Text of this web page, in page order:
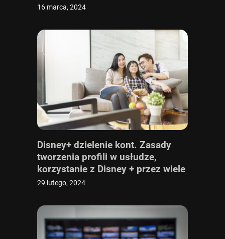
16 marca, 2024
Disney+ dzielenie kont. Zasady
tworzenia profili w usłudze,
korzystanie z Disney + przez wiele
osób
29 lutego, 2024